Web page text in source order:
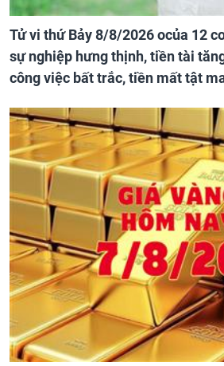
Tử vi thứ Bảy 8/8/2026 ocủa 12
sự nghiệp hưng thịnh, tiền tài
công việc bất trắc, tiền mất tật